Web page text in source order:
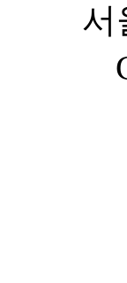
서